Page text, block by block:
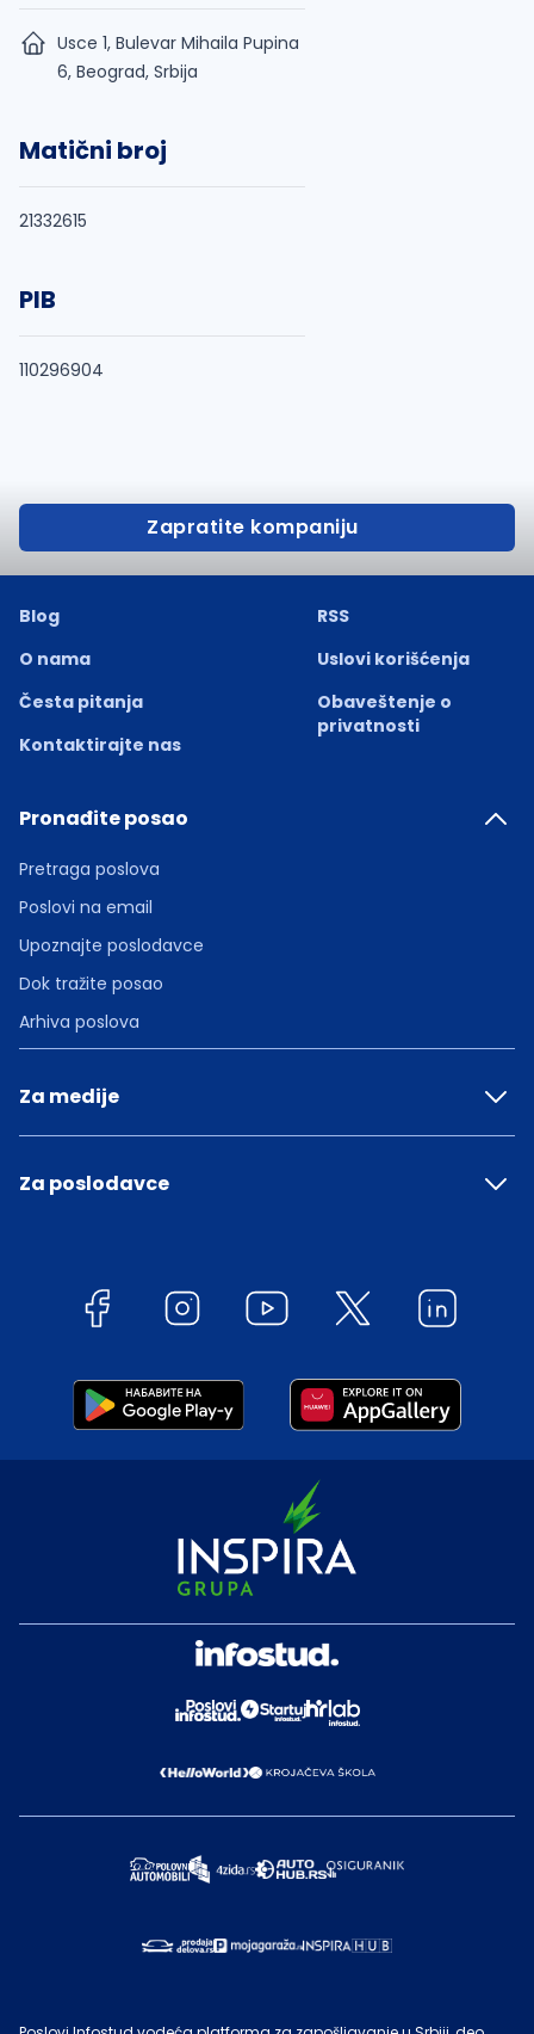
Usce 1, Bulevar Mihaila Pupina
6, Beograd, Srbija
Matični broj
21332615
PIB
110296904
Zapratite kompaniju
Blog
O nama
Česta pitanja
Kontaktirajte nas
RSS
Uslovi korišćenja
Obaveštenje o
privatnosti
Pronađite posao
Pretraga poslova
Poslovi na email
Upoznajte poslodavce
Dok tražite posao
Arhiva poslova
Za medije
Za poslodavce